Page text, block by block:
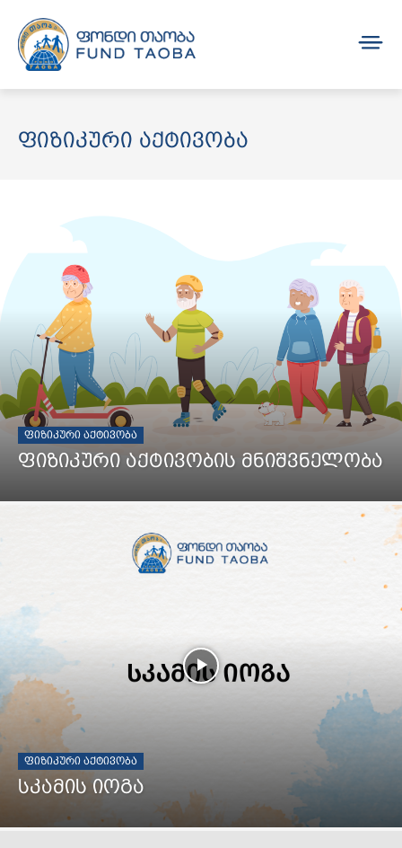
ფიზიკური აქტივობა
ᲤᲘᲖᲘᲙᲣᲠᲘ ᲐᲥᲢᲘᲕᲝᲑᲐ
ფიზიკური აქტივობის მნიშვნელობა
ᲤᲘᲖᲘᲙᲣᲠᲘ ᲐᲥᲢᲘᲕᲝᲑᲐ
სკამის იოგა